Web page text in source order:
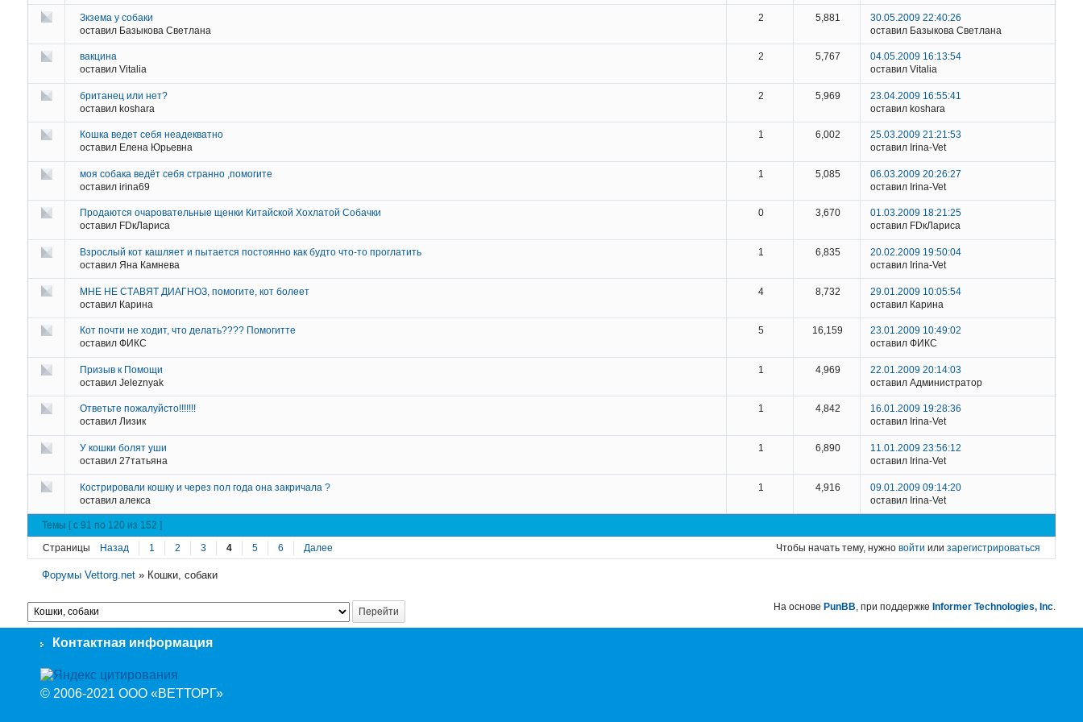
Зкзема у собаки
оставил Базыкова Светлана
2 5,881
30.05.2009 22:40:26
оставил Базыкова Светлана
вакцина
оставил Vitalia
2 5,767
04.05.2009 16:13:54
оставил Vitalia
британец или нет?
оставил koshara
2 5,969
23.04.2009 16:55:41
оставил koshara
Кошка ведет себя неадекватно
оставил Елена Юрьевна
1 6,002
25.03.2009 21:21:53
оставил Irina-Vet
моя собака ведёт себя странно ,помогите
оставил irina69
1 5,085
06.03.2009 20:26:27
оставил Irina-Vet
Продаются очаровательные щенки Китайской Хохлатой Собачки
оставил FDкЛариса
0 3,670
01.03.2009 18:21:25
оставил FDкЛариса
Взрослый кот кашляет и пытается постоянно как будто что-то проглатить
оставил Яна Камнева
1 6,835
20.02.2009 19:50:04
оставил Irina-Vet
МНЕ НЕ СТАВЯТ ДИАГНОЗ, помогите, кот болеет
оставил Карина
4 8,732
29.01.2009 10:05:54
оставил Карина
Кот почти не ходит, что делать???? Помогитте
оставил ФИКС
5 16,159
23.01.2009 10:49:02
оставил ФИКС
Призыв к Помощи
оставил Jeleznyak
1 4,969
22.01.2009 20:14:03
оставил Администратор
Ответьте пожалуйсто!!!!!!!
оставил Лизик
1 4,842
16.01.2009 19:28:36
оставил Irina-Vet
У кошки болят уши
оставил 27татьяна
1 6,890
11.01.2009 23:56:12
оставил Irina-Vet
Кострировали кошку и через пол года она закричала ?
оставил алекса
1 4,916
09.01.2009 09:14:20
оставил Irina-Vet
Темы [ с 91 по 120 из 152 ]
Страницы
Назад 1 2 3 4 5 6 Далее Чтобы начать тему, нужновойти илизарегистрироваться
Форумы Vettorg.net » Кошки, собаки
На основеPunBB , при поддержкеInformer Technologies, Inc
Контактная информация
© 2006-2021 ООО «ВЕТТОРГ»